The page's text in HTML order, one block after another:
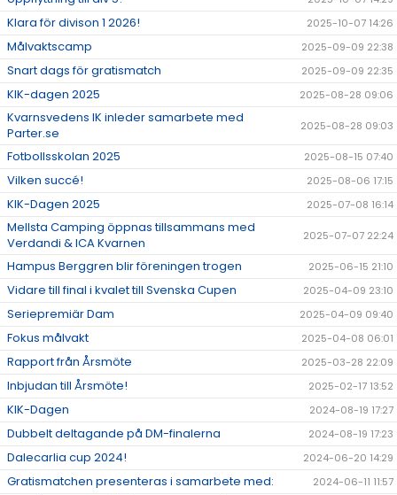
Klara för divison 1 2026! 2025-10-07 14:26
Målvaktscamp 2025-09-09 22:38
Snart dags för gratismatch 2025-09-09 22:35
KIK-dagen 2025 2025-08-28 09:06
Kvarnsvedens IK inleder samarbete med
Parter.se
2025-08-28 09:03
Fotbollsskolan 2025 2025-08-15 07:40
Vilken succé! 2025-08-06 17:15
KIK-Dagen 2025 2025-07-08 16:14
Mellsta Camping öppnas tillsammans med
Verdandi & ICA Kvarnen
2025-07-07 22:24
Hampus Berggren blir föreningen trogen 2025-06-15 21:10
Vidare till final i kvalet till Svenska Cupen 2025-04-09 23:10
Seriepremiär Dam 2025-04-09 09:40
Fokus målvakt 2025-04-08 06:01
Rapport från Årsmöte 2025-03-28 22:09
Inbjudan till Årsmöte! 2025-02-17 13:52
KIK-Dagen 2024-08-19 17:27
Dubbelt deltagande på DM-finalerna 2024-08-19 17:23
Dalecarlia cup 2024! 2024-06-20 14:29
Gratismatchen presenteras i samarbete med: 2024-06-11 11:57